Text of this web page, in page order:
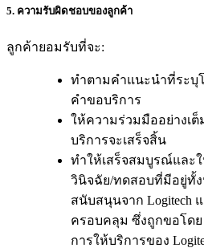
5. ความรับผิดชอบของลูกค้า
ลูกค้ายอมรับที่จะ:
ทำตามคำแนะนำที่ระบุ
คำขอบริการ
ให้ความร่วมมืออย่างเต็
บริการจะเสร็จสิ้น
ทำให้เสร็จสมบูรณ์และ
วินิจฉัย/ทดสอบที่มีอยู่ทั้
สนับสนุนจาก Logitech
ครอบคลุม ซึ่งถูกขอโดย
การให้บริการของ